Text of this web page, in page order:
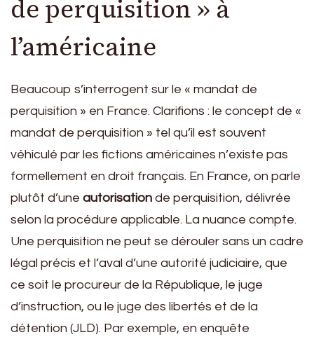
de perquisition » à
l’américaine
Beaucoup s’interrogent sur le « mandat de
perquisition » en France. Clarifions : le concept de «
mandat de perquisition » tel qu’il est souvent
véhiculé par les fictions américaines n’existe pas
formellement en droit français. En France, on parle
plutôt d’une autorisation de perquisition, délivrée
selon la procédure applicable. La nuance compte.
Une perquisition ne peut se dérouler sans un cadre
légal précis et l’aval d’une autorité judiciaire, que
ce soit le procureur de la République, le juge
d’instruction, ou le juge des libertés et de la
détention (JLD). Par exemple, en enquête